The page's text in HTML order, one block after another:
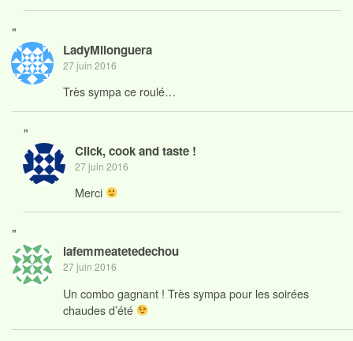
"
LadyMilonguera
27 juin 2016
Très sympa ce roulé…
"
Click, cook and taste !
27 juin 2016
Merci
"
lafemmeatetedechou
27 juin 2016
Un combo gagnant ! Très sympa pour les soirées
chaudes d’été